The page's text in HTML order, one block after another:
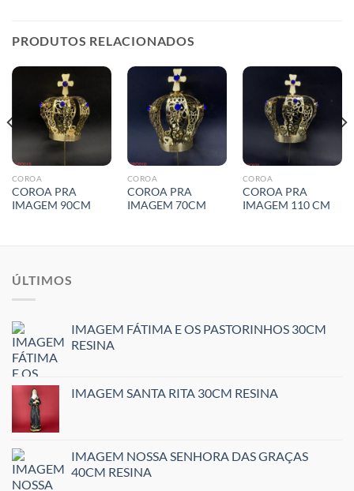
PRODUTOS RELACIONADOS
COROA
COROA PRA
IMAGEM 90CM
COROA
COROA PRA
IMAGEM 70CM
COROA
COROA PRA
IMAGEM 110 CM
ÚLTIMOS
IMAGEM FÁTIMA E OS PASTORINHOS 30CM
RESINA
IMAGEM SANTA RITA 30CM RESINA
IMAGEM NOSSA SENHORA DAS GRAÇAS
40CM RESINA